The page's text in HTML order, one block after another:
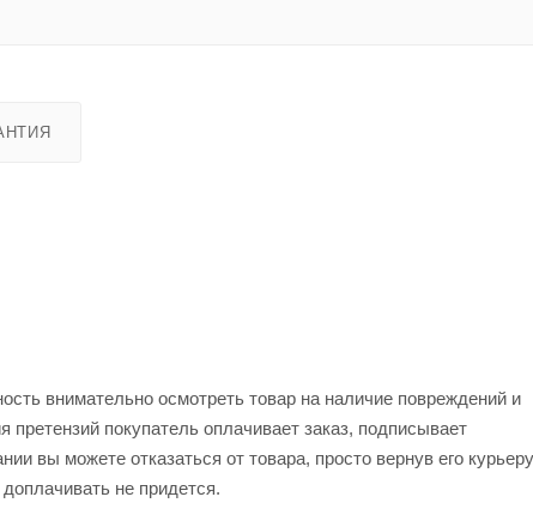
внимательно осмотреть товар на наличие повреждений и
претензий покупатель оплачивает заказ, подписывает
вы можете отказаться от товара, просто вернув его
не придется.